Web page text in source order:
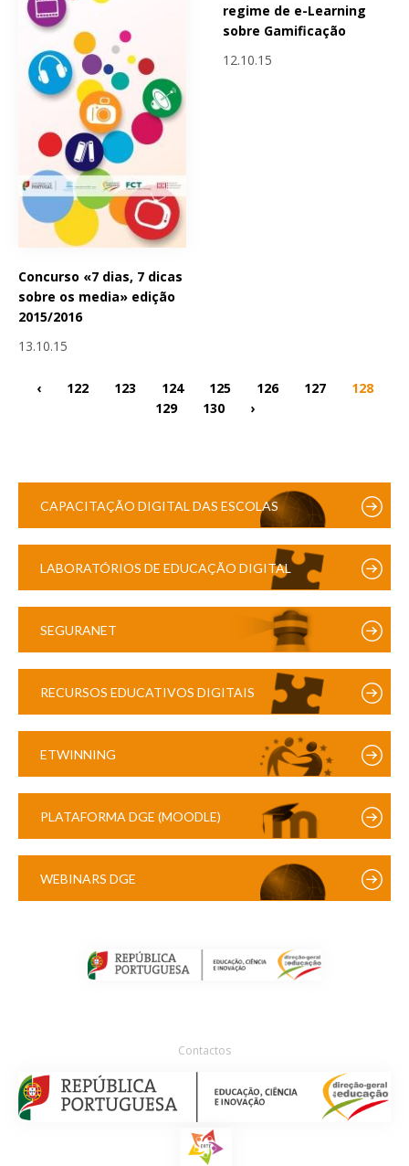
Concurso «7 dias, 7 dicas
sobre os media» edição
2015/2016
13.10.15
regime de e-Learning
sobre Gamificação
12.10.15
‹ 122 123 124 125 126 127
128
129
130 ›
CAPACITAÇÃO DIGITAL DAS ESCOLAS
LABORATÓRIOS DE EDUCAÇÃO DIGITAL
SEGURANET
RECURSOS EDUCATIVOS DIGITAIS
ETWINNING
PLATAFORMA DGE (MOODLE)
WEBINARS DGE
Contactos